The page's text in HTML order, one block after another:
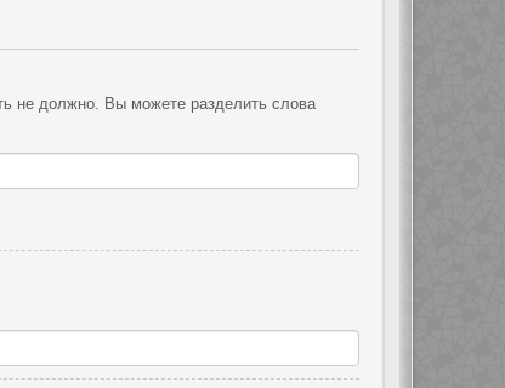
не должно. Вы можете разделить слова